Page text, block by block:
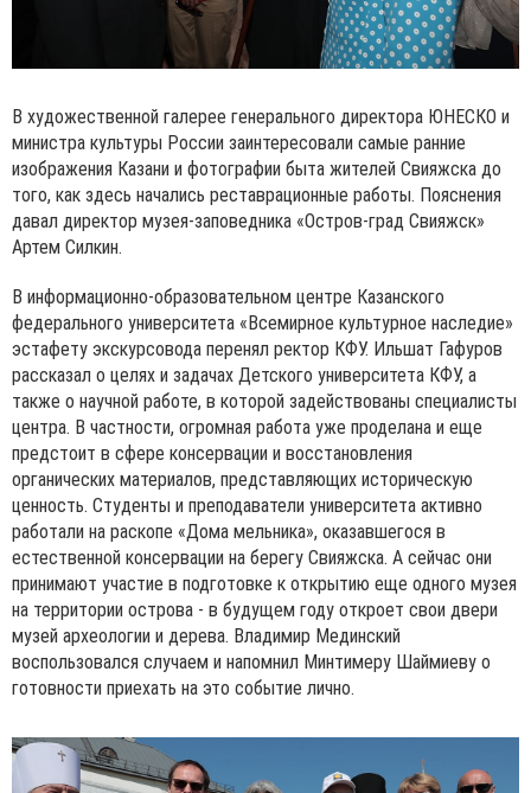
В художественной галерее генерального директора ЮНЕСКО и
министра культуры России заинтересовали самые ранние
изображения Казани и фотографии быта жителей Свияжска до
того, как здесь начались реставрационные работы. Пояснения
давал директор музея-заповедника «Остров-град Свияжск»
Артем Силкин.
В информационно-образовательном центре Казанского
федерального университета «Всемирное культурное наследие»
эстафету экскурсовода перенял ректор КФУ. Ильшат Гафуров
рассказал о целях и задачах Детского университета КФУ, а
также о научной работе, в которой задействованы специалисты
центра. В частности, огромная работа уже проделана и еще
предстоит в сфере консервации и восстановления
органических материалов, представляющих историческую
ценность. Студенты и преподаватели университета активно
работали на раскопе «Дома мельника», оказавшегося в
естественной консервации на берегу Свияжска. А сейчас они
принимают участие в подготовке к открытию еще одного музея
на территории острова - в будущем году откроет свои двери
музей археологии и дерева. Владимир Мединский
воспользовался случаем и напомнил Минтимеру Шаймиеву о
готовности приехать на это событие лично.